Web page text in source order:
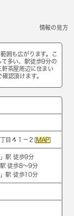
情報の見方
囲も広がります。こ
多い、駅徒歩9分の
茶屋周辺に住まい
認頂けます。
目４１－２[MAP]
」駅 徒歩9分
駅 徒歩8～9分
」駅 徒歩10分